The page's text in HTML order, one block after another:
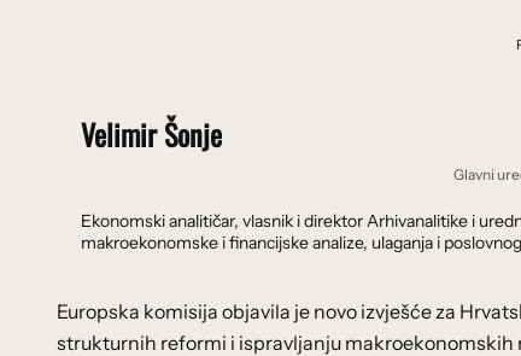
Velimir Šonje
Glavni
Ekonomski analitičar, vlasnik i direktor Arhivanalitike i
makroekonomske i financijske analize, ulaganja i
Europska komisija objavila je novo izvješće za
strukturnih reformi i ispravljanju makroekonomskih